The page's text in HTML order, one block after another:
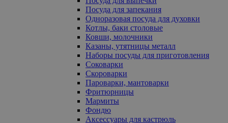
Посуда для запекания
Одноразовая посуда для духовки
Котлы, баки столовые
Ковши, молочники
Казаны, утятницы металл
Наборы посуды для приготовления
Соковарки
Скороварки
Пароварки, мантоварки
Фритюрницы
Мармиты
Фондю
Аксессуары для кастрюль